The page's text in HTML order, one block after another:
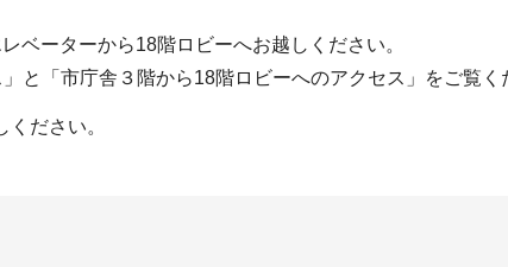
ーターから18階ロビーへお越しください。
「市庁舎３階から18階ロビーへのアクセス」をご覧く
ださい。